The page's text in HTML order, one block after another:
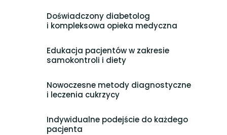
Doświadczony diabetolog
i kompleksowa opieka medyczna
Edukacja pacjentów w zakresie
samokontroli i diety
Nowoczesne metody diagnostyczne
i leczenia cukrzycy
Indywidualne podejście do każdego
pacjenta